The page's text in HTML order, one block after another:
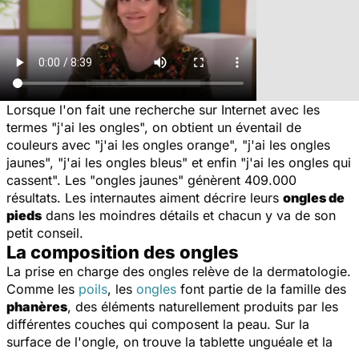
Lorsque l'on fait une recherche sur Internet avec les
termes "j'ai les ongles", on obtient un éventail de
couleurs avec "j'ai les ongles orange", "j'ai les ongles
jaunes", "j'ai les ongles bleus" et enfin "j'ai les ongles qui
cassent". Les "ongles jaunes" génèrent 409.000
résultats. Les internautes aiment décrire leurs ongles de
pieds dans les moindres détails et chacun y va de son
petit conseil.
La composition des ongles
La prise en charge des ongles relève de la dermatologie.
Comme les poils, les ongles font partie de la famille des
phanères, des éléments naturellement produits par les
différentes couches qui composent la peau. Sur la
surface de l'ongle, on trouve la tablette unguéale et la